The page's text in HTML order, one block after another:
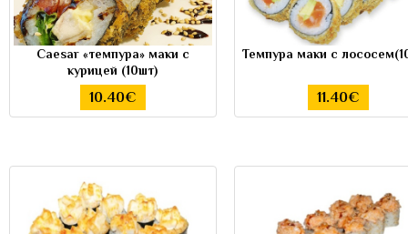
Caesar «темпурa» маки с
курицей (10шт)
10.40€
Темпура маки с
11.40€